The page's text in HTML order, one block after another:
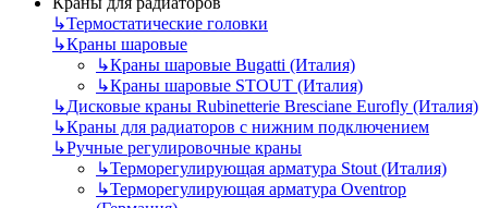
↳Термостатические головки
↳Краны шаровые
↳Краны шаровые Bugatti (Италия)
↳Краны шаровые STOUT (Италия)
↳Дисковые краны Rubinetterie Bresciane Eurofly (Италия)
↳Краны для радиаторов с нижним подключением
↳Ручные регулировочные краны
↳Терморегулирующая арматура Stout (Италия)
↳Терморегулирующая арматура Oventrop